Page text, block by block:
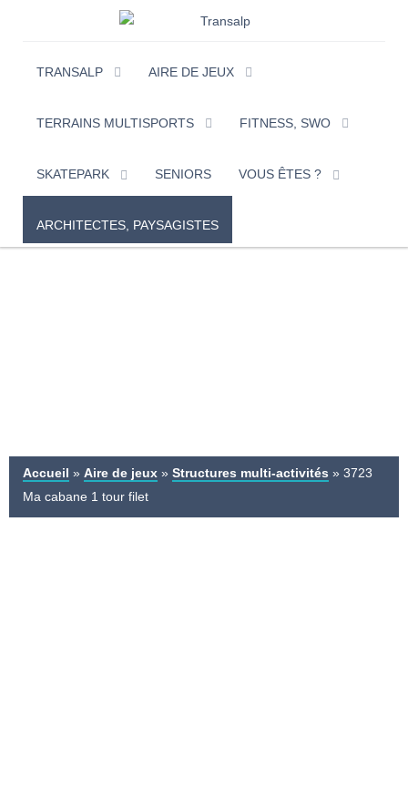
TRANSALP AIRE DE JEUX
TERRAINS MULTISPORTS FITNESS, SWO
SKATEPARK SENIORS VOUS ÊTES ?
ARCHITECTES, PAYSAGISTES
Accueil » Aire de jeux » Structures multi-activités » 3723
Ma cabane 1 tour filet